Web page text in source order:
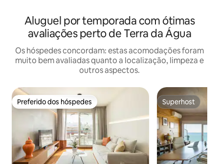
Aluguel por temporada com ótimas
avaliações perto de Terra da Água
Os hóspedes concordam: estas acomodações foram
muito bem avaliadas quanto a localização, limpeza e
outros aspectos.
Preferido dos hóspedes
Preferido dos hóspedes Superhost
Superhost